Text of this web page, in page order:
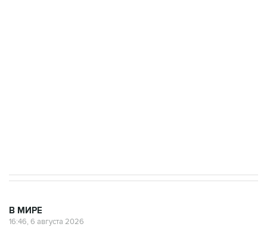
В МИРЕ
16:46, 6 августа 2026